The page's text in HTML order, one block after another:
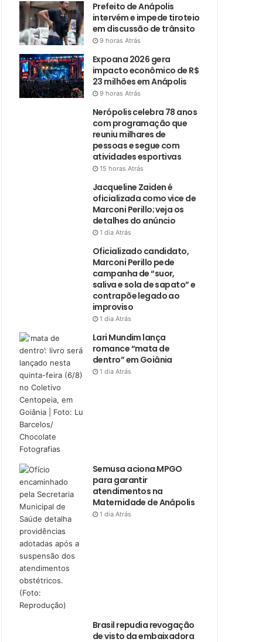
Prefeito de Anápolis
intervém e impede tiroteio
em discussão de trânsito
9 horas Atrás
Expoana 2026 gera
impacto econômico de R$
23 milhões em Anápolis
9 horas Atrás
Nerópolis celebra 78 anos
com programação que
reuniu milhares de
pessoas e segue com
atividades esportivas
15 horas Atrás
Jacqueline Zaiden é
oficializada como vice de
Marconi Perillo; veja os
detalhes do anúncio
1 dia Atrás
Oficializado candidato,
Marconi Perillo pede
campanha de “suor,
saliva e sola de sapato” e
contrapõe legado ao
improviso
1 dia Atrás
Lari Mundim lança
romance “mata de
dentro” em Goiânia
1 dia Atrás
Semusa aciona MPGO
para garantir
atendimentos na
Maternidade de Anápolis
1 dia Atrás
Brasil repudia revogação
de visto da embaixadora